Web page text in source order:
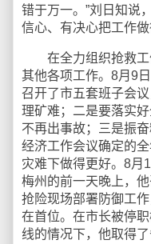
错于万一。”刘日知说
信心、有决心把工作做
在全力组织抢救工
其他各项工作。8月9
召开了市五套班子会
理矿难；二是要落实
不再出事故；三是振
经济工作会议确定的
灾难下做得更好。8月
梅州的前一天晚上，
抢险现场部署防御工
在首位。在市长被停
线的情况下，他取得